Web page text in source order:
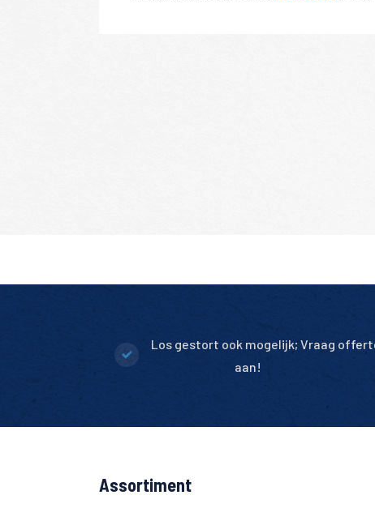
Altijd 10.000+ m2 op voorraad
Los gestort ook mogelijk; Vraag
aan!
Assortiment